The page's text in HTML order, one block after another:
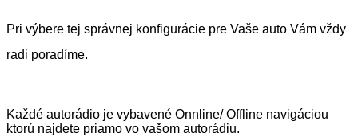
Pri výbere tej správnej konfigurácie pre Vaše auto Vám vždy
radi poradíme.
Každé autorádio je vybavené Onnline/ Offline navigáciou
ktorú najdete priamo vo vašom autorádiu.